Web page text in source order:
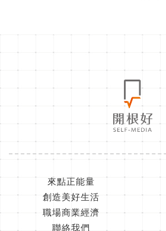
來點正能量
創造美好生活
職場商業經濟
聯絡我們